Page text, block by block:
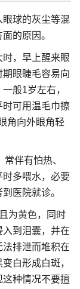
眼球的灰尘等混
的原因。
，早上醒来眼
眼睫毛容易向
般1岁左右，
可用温毛巾擦
角向外眼角轻
伴有怕热、
多喂水，必要
医院就诊。
为黄色，同时
到泪囊，并在
排泄而堆积在
白形成白斑，
种情况不要擅